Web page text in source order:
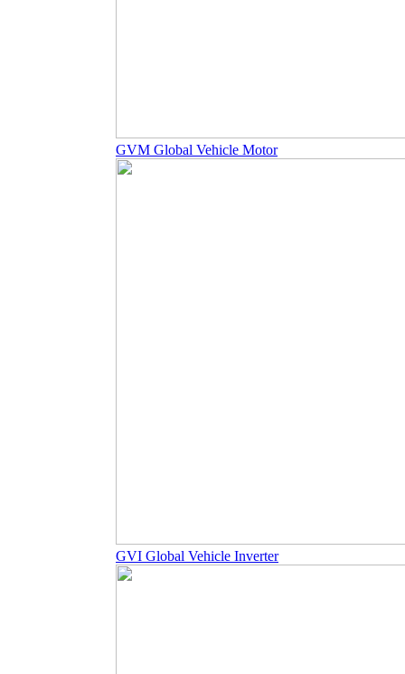
GVM Global Vehicle Motor
GVI Global Vehicle Inverter